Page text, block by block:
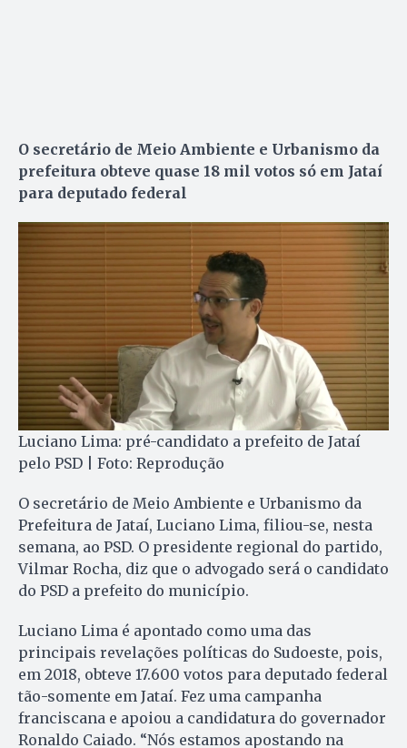
O secretário de Meio Ambiente e Urbanismo da
prefeitura obteve quase 18 mil votos só em Jataí
para deputado federal
Luciano Lima: pré-candidato a prefeito de Jataí
pelo PSD | Foto: Reprodução
O secretário de Meio Ambiente e Urbanismo da
Prefeitura de Jataí, Luciano Lima, filiou-se, nesta
semana, ao PSD. O presidente regional do partido,
Vilmar Rocha, diz que o advogado será o candidato
do PSD a prefeito do município.
Luciano Lima é apontado como uma das
principais revelações políticas do Sudoeste, pois,
em 2018, obteve 17.600 votos para deputado federal
tão-somente em Jataí. Fez uma campanha
franciscana e apoiou a candidatura do governador
Ronaldo Caiado. “Nós estamos apostando na